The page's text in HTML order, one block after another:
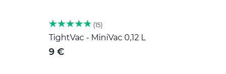
15
TightVac - MiniVac 0,12 L
9 €